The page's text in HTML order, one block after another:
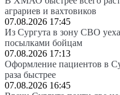
аграриев и вахтовиков
07.08.2026 17:45
Из Сургута в зону СВО
посылками бойцам
07.08.2026 17:13
Оформление пациентов в
раза быстрее
07.08.2026 16:45